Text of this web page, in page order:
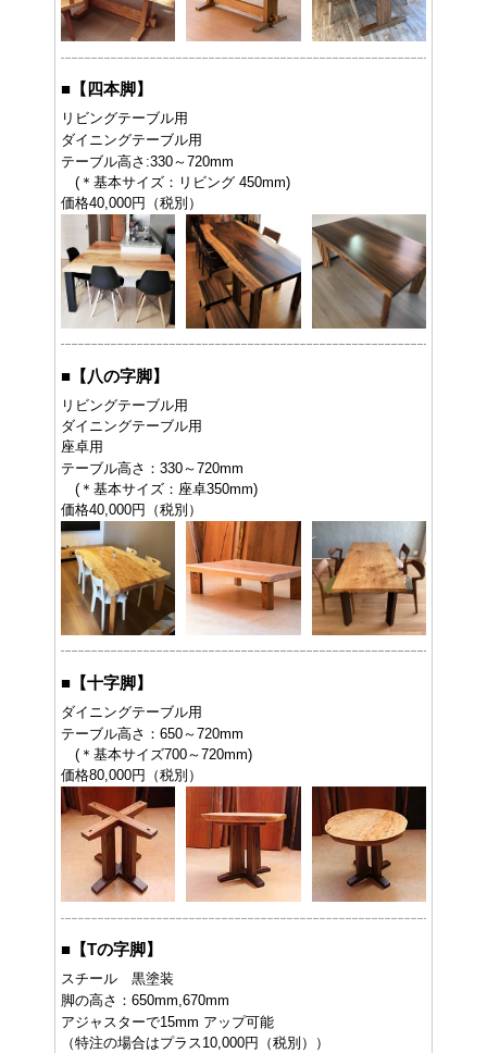
■ 【四本脚】
リビングテーブル用
ダイニングテーブル用
テーブル高さ:330～720mm
(＊基本サイズ：リビング 450mm)
価格40,000円（税別）
■ 【八の字脚】
リビングテーブル用
ダイニングテーブル用
座卓用
テーブル高さ：330～720mm
(＊基本サイズ：座卓350mm)
価格40,000円（税別）
■ 【十字脚】
ダイニングテーブル用
テーブル高さ：650～720mm
(＊基本サイズ700～720mm)
価格80,000円（税別）
■ 【Tの字脚】
スチール 黒塗装
脚の高さ：650mm,670mm
アジャスターで15mm アップ可能
（特注の場合はプラス10,000円（税別））